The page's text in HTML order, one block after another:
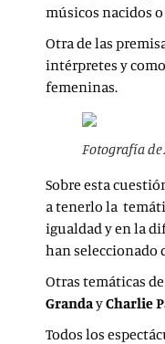
músicos nacidos
Otra de las
intérpretes y
femeninas.
Fotografía de
Sobre esta
a tenerlo la
igualdad y en la
han seleccionado
Otras temáticas
GrandayCharlie
Todos los